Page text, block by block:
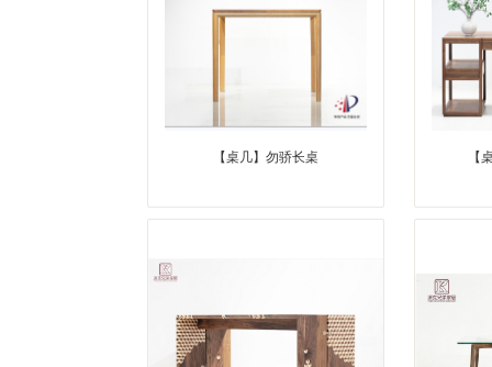
【桌几】勿骄长桌 【